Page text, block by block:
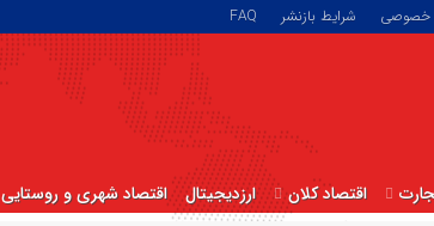
خصوصی شرایط بازنشر FAQ
اقتصاد کلان ارزدیجیتال اقتصاد شهری و روستایی